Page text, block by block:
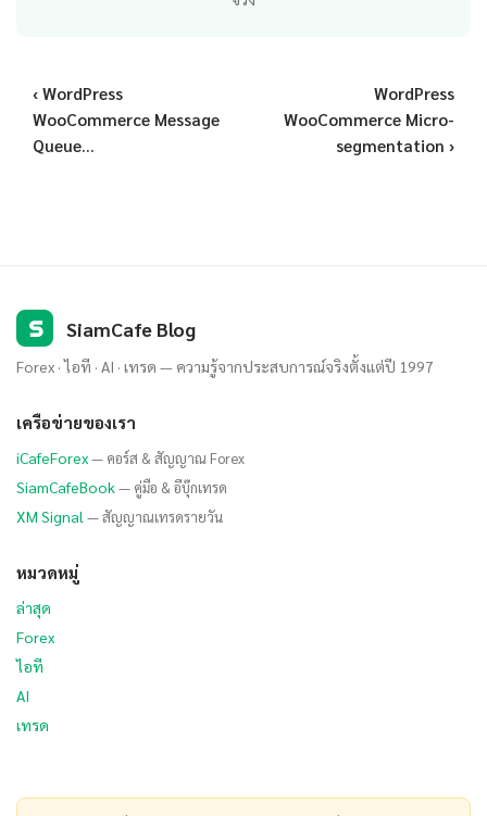
‹ WordPress
WooCommerce Message
Queue...
WordPress
WooCommerce Micro-
segmentation ›
S SiamCafe Blog
Forex · ไอที · AI · เทรด — ความรู้จากประสบการณ์จริงตั้งแต่ปี 1997
เครือข่ายของเรา
iCafeForex— คอร์ส & สัญญาณ Forex
SiamCafeBook— คู่มือ & อีบุ๊กเทรด
XM Signal — สัญญาณเทรดรายวัน
หมวดหมู่
ล่าสุด
Forex
ไอที
AI
เทรด